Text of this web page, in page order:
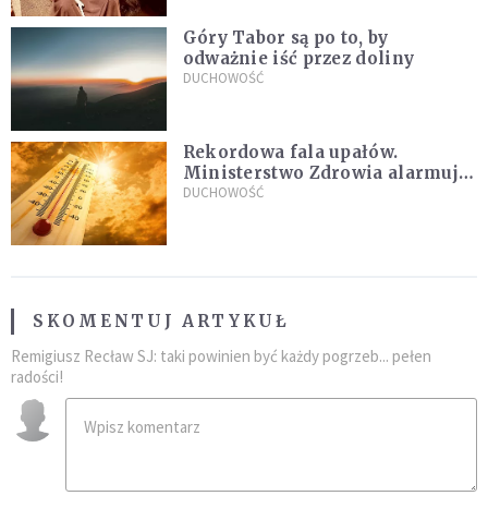
Góry Tabor są po to, by
odważnie iść przez doliny
DUCHOWOŚĆ
Rekordowa fala upałów.
Ministerstwo Zdrowia alarmuje
po doświadczeniach z czerwca
DUCHOWOŚĆ
SKOMENTUJ ARTYKUŁ
Remigiusz Recław SJ: taki powinien być każdy pogrzeb... pełen
radości!